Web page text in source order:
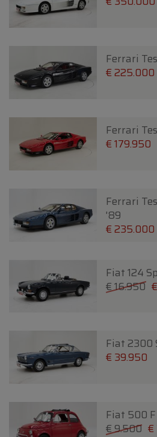
Ferrari
€ 225.000
Ferrari
€ 179.950
Ferrari
'89
€ 235.000
Fiat 124
€ 16.950
Fiat 2300
€ 39.950
Fiat 500 F
€ 9.500 €